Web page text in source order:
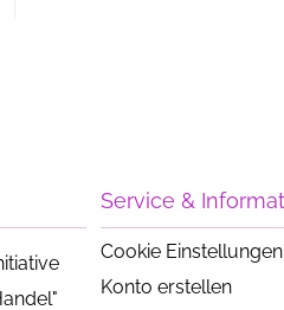
Service &
Cookie Einstellungen
Konto erstellen